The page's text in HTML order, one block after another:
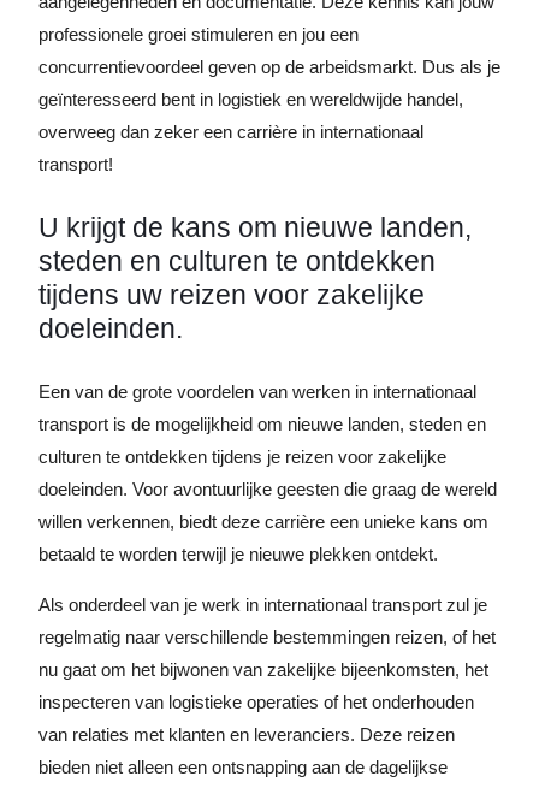
professionele groei stimuleren en jou een
concurrentievoordeel geven op de arbeidsmarkt. Dus als je
geïnteresseerd bent in logistiek en wereldwijde handel,
overweeg dan zeker een carrière in internationaal
transport!
U krijgt de kans om nieuwe landen,
steden en culturen te ontdekken
tijdens uw reizen voor zakelijke
doeleinden.
Een van de grote voordelen van werken in internationaal
transport is de mogelijkheid om nieuwe landen, steden en
culturen te ontdekken tijdens je reizen voor zakelijke
doeleinden. Voor avontuurlijke geesten die graag de wereld
willen verkennen, biedt deze carrière een unieke kans om
betaald te worden terwijl je nieuwe plekken ontdekt.
Als onderdeel van je werk in internationaal transport zul je
regelmatig naar verschillende bestemmingen reizen, of het
nu gaat om het bijwonen van zakelijke bijeenkomsten, het
inspecteren van logistieke operaties of het onderhouden
van relaties met klanten en leveranciers. Deze reizen
bieden niet alleen een ontsnapping aan de dagelijkse